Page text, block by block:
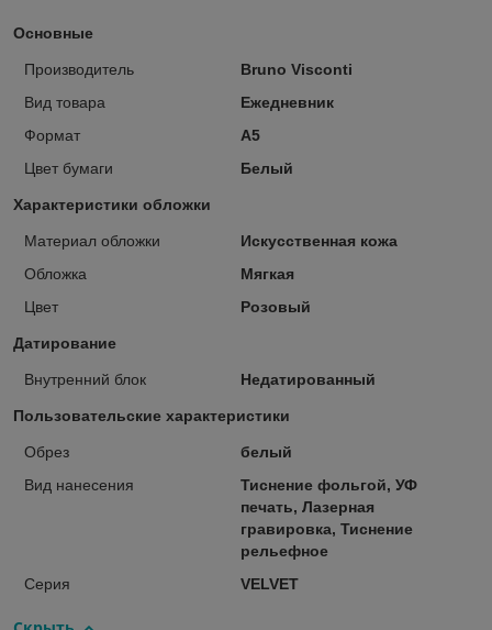
Основные
Производитель
Bruno Visconti
Вид товара
Ежедневник
Формат
A5
Цвет бумаги
Белый
Характеристики обложки
Материал обложки
Искусственная кожа
Обложка
Мягкая
Цвет
Розовый
Датирование
Внутренний блок Недатированный
Пользовательские характеристики
Обрез
белый
Вид нанесения
Тиснение фольгой, УФ
печать, Лазерная
гравировка, Тиснение
рельефное
Серия
VELVET